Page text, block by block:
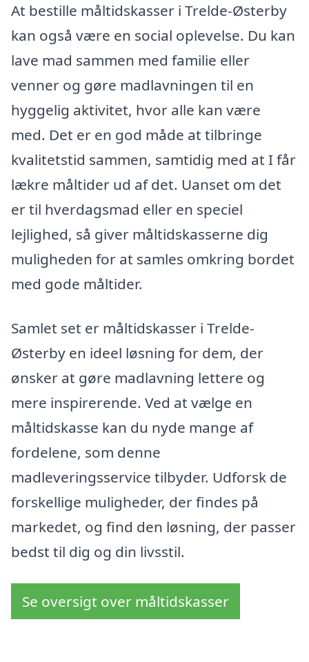
At bestille måltidskasser i Trelde-Østerby
kan også være en social oplevelse. Du kan
lave mad sammen med familie eller
venner og gøre madlavningen til en
hyggelig aktivitet, hvor alle kan være
med. Det er en god måde at tilbringe
kvalitetstid sammen, samtidig med at I får
lækre måltider ud af det. Uanset om det
er til hverdagsmad eller en speciel
lejlighed, så giver måltidskasserne dig
muligheden for at samles omkring bordet
med gode måltider.
Samlet set er måltidskasser i Trelde-
Østerby en ideel løsning for dem, der
ønsker at gøre madlavning lettere og
mere inspirerende. Ved at vælge en
måltidskasse kan du nyde mange af
fordelene, som denne
madleveringsservice tilbyder. Udforsk de
forskellige muligheder, der findes på
markedet, og find den løsning, der passer
bedst til dig og din livsstil.
Se oversigt over måltidskasser